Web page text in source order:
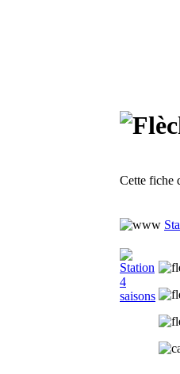
Cette fiche